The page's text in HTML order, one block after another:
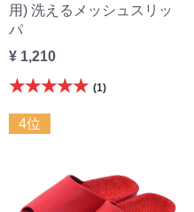
用) 洗えるメッシュスリッ
パ
¥ 1,210
★★★★★ (1)
4位